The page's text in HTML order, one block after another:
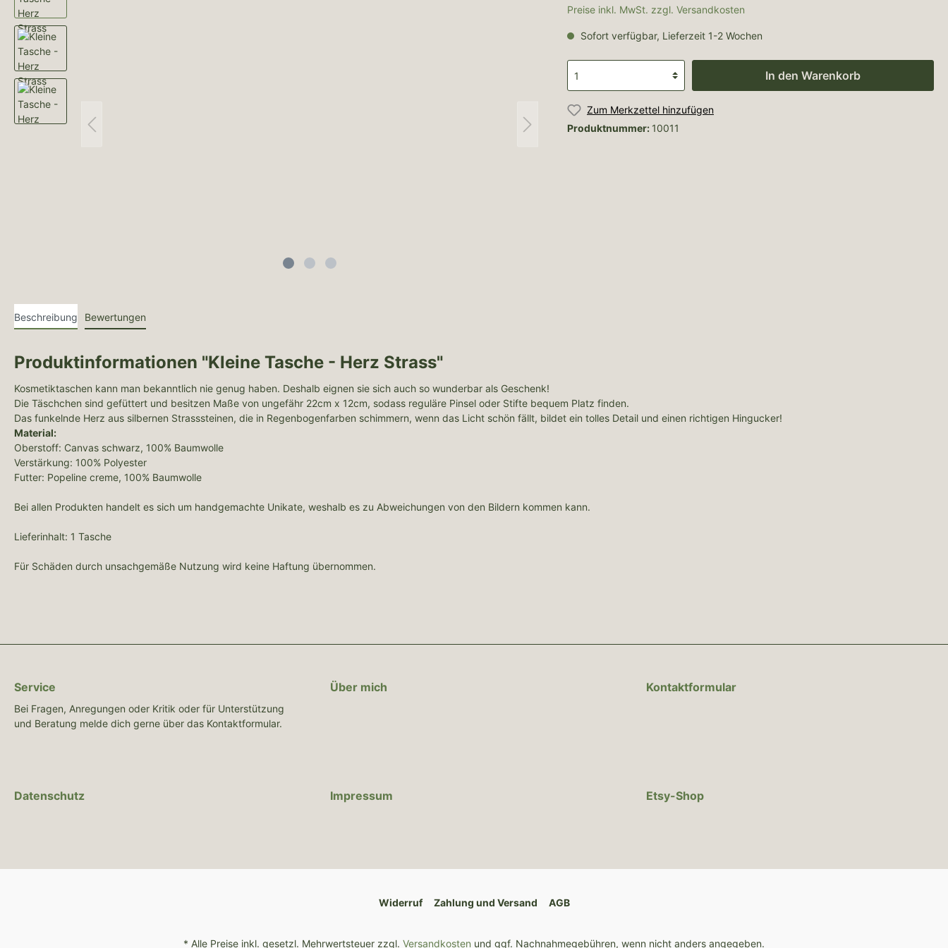
Preise inkl. MwSt. zzgl. Versandkosten
Sofort verfügbar, Lieferzeit 1-2 Wochen
In den Warenkorb
Zum Merkzettel hinzufügen
Produktnummer: 10011
Beschreibung Bewertungen
Produktinformationen "Kleine Tasche - Herz Strass"
Kosmetiktaschen kann man bekanntlich nie genug haben. Deshalb eignen sie sich auch so wunderbar als Geschenk!
Die Täschchen sind gefüttert und besitzen Maße von ungefähr 22cm x 12cm, sodass reguläre Pinsel oder Stifte bequem Platz finden.
Das funkelnde Herz aus silbernen Strasssteinen, die in Regenbogenfarben schimmern, wenn das Licht schön fällt, bildet ein tolles Detail und einen richtigen Hingucker!
Material:
Oberstoff: Canvas schwarz, 100% Baumwolle
Verstärkung: 100% Polyester
Futter: Popeline creme, 100% Baumwolle
Bei allen Produkten handelt es sich um handgemachte Unikate, weshalb es zu Abweichungen von den Bildern kommen kann.
Lieferinhalt: 1 Tasche
Für Schäden durch unsachgemäße Nutzung wird keine Haftung übernommen.
Service
Bei Fragen, Anregungen oder Kritik oder für Unterstützung
und Beratung melde dich gerne über das Kontaktformular.
Über mich Kontaktformular
Datenschutz Impressum Etsy-Shop
Widerruf Zahlung und Versand AGB
* Alle Preise inkl. gesetzl. Mehrwertsteuer zzgl. Versandkosten und ggf. Nachnahmegebühren, wenn nicht anders angegeben.